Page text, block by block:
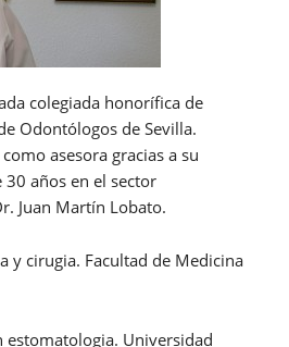
colegiada honorífica de
Odontólogos de Sevilla.
asesora gracias a su
años en el sector
Juan Martín Lobato.
y cirugia. Facultad de Medicina
estomatologia. Universidad